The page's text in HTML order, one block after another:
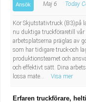
Ansök Maj 6 Today
Kör Skjutstativtruck (B3)på
nu duktiga truckföraretill
arbetsplatserna präglas av
som har tidigare truck-och
produktionsteamet och
och effektivt sätt. Dina
lossa mate...
Visa mer
Erfaren truckförare,